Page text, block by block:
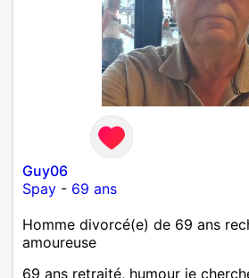
Guy06
Spay - 69 ans
Homme divorcé(e) de 69 ans
amoureuse
69 ans retraité, humour je